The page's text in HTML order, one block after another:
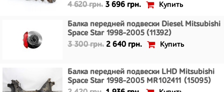
4 620 грн. 3 696 грн. Купить
Балка передней подвески Diesel Mitsubishi
Space Star 1998-2005 (11392)
3 300 грн. 2 640 грн. Купить
Балка передней подвески LHD Mitsubishi
Space Star 1998-2005 MR102411 (15095)